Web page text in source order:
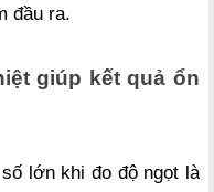
đầu ra.
giúp kết quả ổn
lớn khi đo độ ngọt là